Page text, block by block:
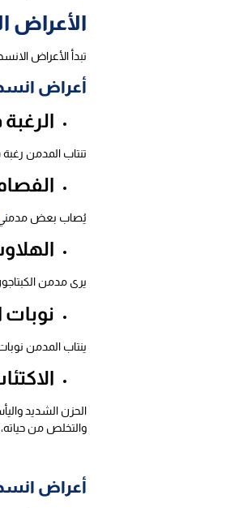
الأعراض
تبدأ الأعراض الانسحابية للكبتاجون بعد مرور 36 ساعة من تعاطي آخر
أعراض
تنتاب المدمن
يُصاب بعض
يرى مدمن
ينتاب المدمن
الحزن الشديد
والتخلص من
أعراض